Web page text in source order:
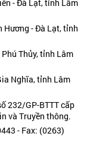
- Đà Lạt, tỉnh Lâm
Hương - Đà Lạt, tỉnh
Thủy, tỉnh Lâm
Nghĩa, tỉnh Lâm
232/GP-BTTT cấp
và Truyền thông.
- Fax: (0263)